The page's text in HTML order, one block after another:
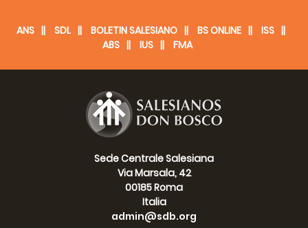
Bibliografia
ANS SDL BOLETIN SALESIANO BS ONLINE
ISS
ABS
IUS FMA
Sede Centrale Salesiana
Via Marsala, 42
00185 Roma
Italia
admin@sdb.org